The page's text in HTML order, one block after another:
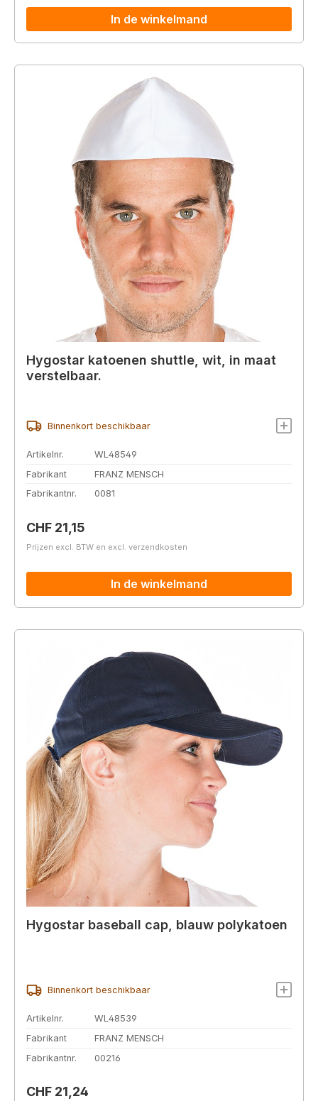
In de winkelmand
Hygostar katoenen shuttle, wit, in maat
verstelbaar.
Binnenkort beschikbaar
Artikelnr.
WL48549
Fabrikant
FRANZ MENSCH
Fabrikantnr.
0081
Normale prijs:
CHF 21,15
Prijzen excl. BTW en excl. verzendkosten
In de winkelmand
Hygostar baseball cap, blauw polykatoen
Binnenkort beschikbaar
Artikelnr.
WL48539
Fabrikant
FRANZ MENSCH
Fabrikantnr.
00216
Normale prijs:
CHF 21,24